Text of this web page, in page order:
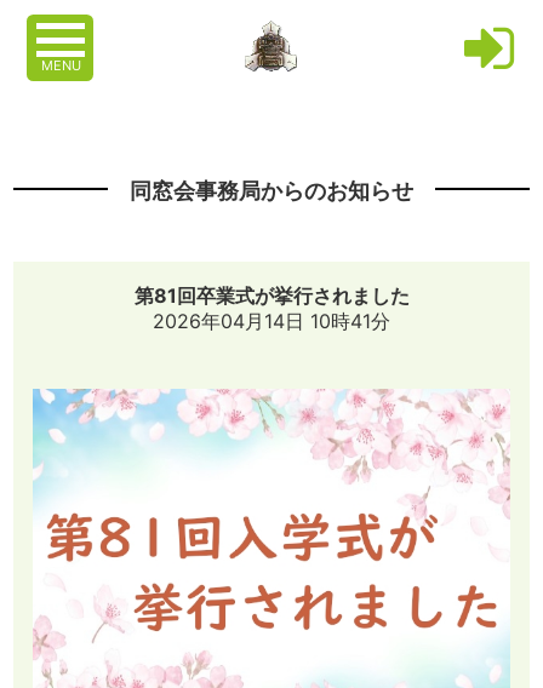
MENU
同窓会事務局からのお知らせ
第81回卒業式が挙行されました
2026年04月14日 10時41分